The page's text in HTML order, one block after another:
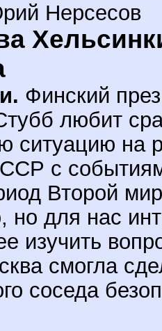
Нерсесов
Финский
любит
ситуацию на
с
Второй
но для нас
изучить
смогла
соседа